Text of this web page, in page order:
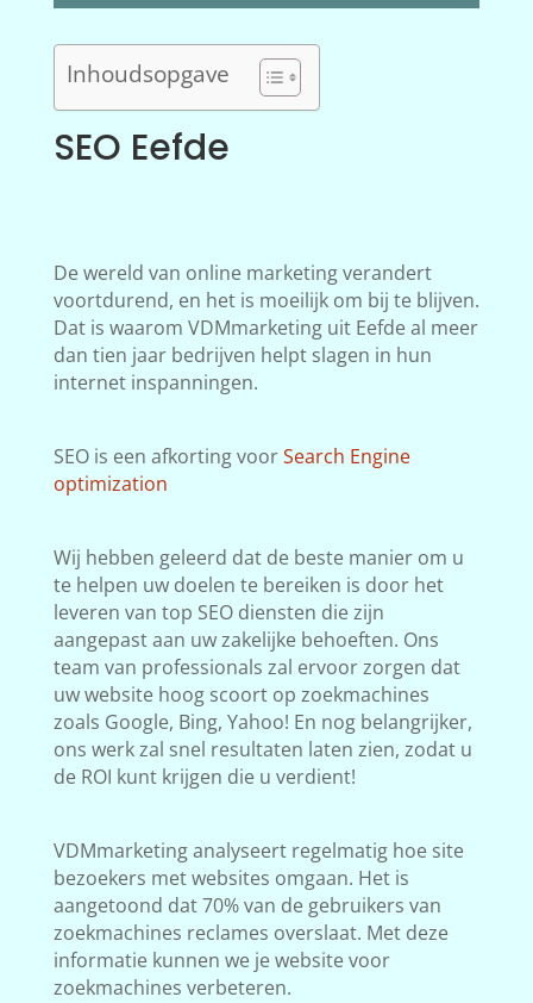
Inhoudsopgave
SEO Eefde
De wereld van online marketing verandert
voortdurend, en het is moeilijk om bij te blijven.
Dat is waarom VDMmarketing uit Eefde al meer
dan tien jaar bedrijven helpt slagen in hun
internet inspanningen.
SEO is een afkorting voorSearch Engine
optimization
Wij hebben geleerd dat de beste manier om u
te helpen uw doelen te bereiken is door het
leveren van top SEO diensten die zijn
aangepast aan uw zakelijke behoeften. Ons
team van professionals zal ervoor zorgen dat
uw website hoog scoort op zoekmachines
zoals Google, Bing, Yahoo! En nog belangrijker,
ons werk zal snel resultaten laten zien, zodat u
de ROI kunt krijgen die u verdient!
VDMmarketing analyseert regelmatig hoe site
bezoekers met websites omgaan. Het is
aangetoond dat 70% van de gebruikers van
zoekmachines reclames overslaat. Met deze
informatie kunnen we je website voor
zoekmachines verbeteren.